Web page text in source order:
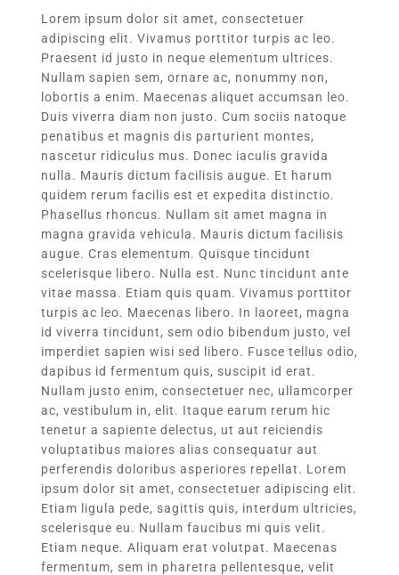
Lorem ipsum dolor sit amet, consectetuer
adipiscing elit. Vivamus porttitor turpis ac leo.
Praesent id justo in neque elementum ultrices.
Nullam sapien sem, ornare ac, nonummy non,
lobortis a enim. Maecenas aliquet accumsan leo.
Duis viverra diam non justo. Cum sociis natoque
penatibus et magnis dis parturient montes,
nascetur ridiculus mus. Donec iaculis gravida
nulla. Mauris dictum facilisis augue. Et harum
quidem rerum facilis est et expedita distinctio.
Phasellus rhoncus. Nullam sit amet magna in
magna gravida vehicula. Mauris dictum facilisis
augue. Cras elementum. Quisque tincidunt
scelerisque libero. Nulla est. Nunc tincidunt ante
vitae massa. Etiam quis quam. Vivamus porttitor
turpis ac leo. Maecenas libero. In laoreet, magna
id viverra tincidunt, sem odio bibendum justo, vel
imperdiet sapien wisi sed libero. Fusce tellus odio,
dapibus id fermentum quis, suscipit id erat.
Nullam justo enim, consectetuer nec, ullamcorper
ac, vestibulum in, elit. Itaque earum rerum hic
tenetur a sapiente delectus, ut aut reiciendis
voluptatibus maiores alias consequatur aut
perferendis doloribus asperiores repellat. Lorem
ipsum dolor sit amet, consectetuer adipiscing elit.
Etiam ligula pede, sagittis quis, interdum ultricies,
scelerisque eu. Nullam faucibus mi quis velit.
Etiam neque. Aliquam erat volutpat. Maecenas
fermentum, sem in pharetra pellentesque, velit